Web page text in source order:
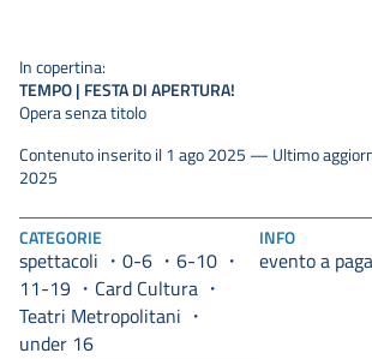
CATEGORIE
spettacoli 0-6
6-10
11-19
Card Cultura
Teatri Metropolitani
under 16
INFO
evento a
In copertina:
TEMPO | FESTA DI APERTURA!
Opera senza titolo
Contenuto inserito il 1 ago 2025 — Ultimo
2025